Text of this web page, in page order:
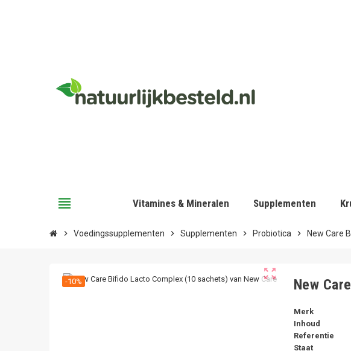
view_headline Vitamines & Mineralen Supplementen
chevron_right Voedingssupplementen chevron_right Supplementen chevron_right Probiotica chevron_right New Care
zoom_out_map
-10% New
Merk
Inhoud
Referentie
Staat